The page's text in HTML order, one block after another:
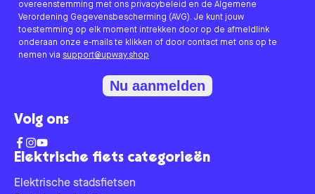
Elektrische fiets categorieën
Elektrische stadsfietsen
overeenstemming met ons privacybeleid en de Algemene
Verordening Gegevensbescherming (AVG). Je kunt jouw
toestemming op elk moment intrekken door op de afmeldlink
onderaan onze e-mails te klikken of door contact met ons op te
nemen via support@upway.shop
Nu aanmelden
Volg ons